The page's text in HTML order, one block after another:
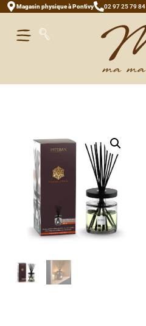
Magasin physique à Pontivy 02 97 25 79 84